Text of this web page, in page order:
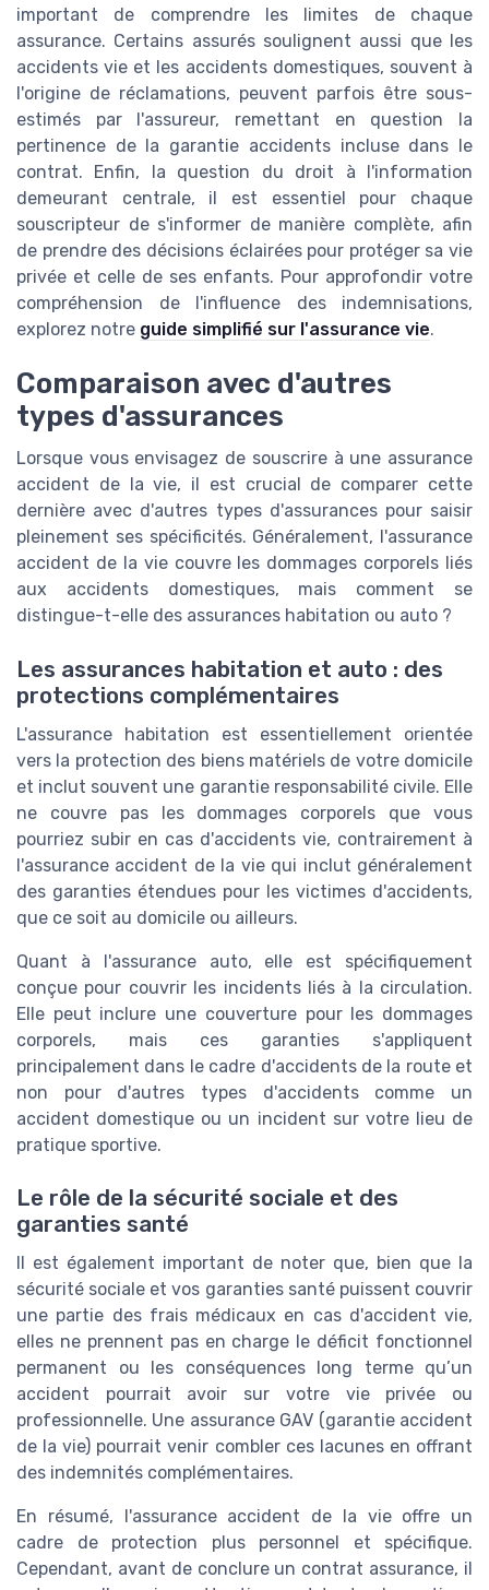
important de comprendre les limites de chaque
assurance. Certains assurés soulignent aussi que les
accidents vie et les accidents domestiques, souvent à
l'origine de réclamations, peuvent parfois être sous-
estimés par l'assureur, remettant en question la
pertinence de la garantie accidents incluse dans le
contrat. Enfin, la question du droit à l'information
demeurant centrale, il est essentiel pour chaque
souscripteur de s'informer de manière complète, afin
de prendre des décisions éclairées pour protéger sa vie
privée et celle de ses enfants. Pour approfondir votre
compréhension de l'influence des indemnisations,
explorez notre guide simplifié sur l'assurance vie.
Comparaison avec d'autres
types d'assurances
Lorsque vous envisagez de souscrire à une assurance
accident de la vie, il est crucial de comparer cette
dernière avec d'autres types d'assurances pour saisir
pleinement ses spécificités. Généralement, l'assurance
accident de la vie couvre les dommages corporels liés
aux accidents domestiques, mais comment se
distingue-t-elle des assurances habitation ou auto ?
Les assurances habitation et auto : des
protections complémentaires
L'assurance habitation est essentiellement orientée
vers la protection des biens matériels de votre domicile
et inclut souvent une garantie responsabilité civile. Elle
ne couvre pas les dommages corporels que vous
pourriez subir en cas d'accidents vie, contrairement à
l'assurance accident de la vie qui inclut généralement
des garanties étendues pour les victimes d'accidents,
que ce soit au domicile ou ailleurs.
Quant à l'assurance auto, elle est spécifiquement
conçue pour couvrir les incidents liés à la circulation.
Elle peut inclure une couverture pour les dommages
corporels, mais ces garanties s'appliquent
principalement dans le cadre d'accidents de la route et
non pour d'autres types d'accidents comme un
accident domestique ou un incident sur votre lieu de
pratique sportive.
Le rôle de la sécurité sociale et des
garanties santé
Il est également important de noter que, bien que la
sécurité sociale et vos garanties santé puissent couvrir
une partie des frais médicaux en cas d'accident vie,
elles ne prennent pas en charge le déficit fonctionnel
permanent ou les conséquences long terme qu’un
accident pourrait avoir sur votre vie privée ou
professionnelle. Une assurance GAV (garantie accident
de la vie) pourrait venir combler ces lacunes en offrant
des indemnités complémentaires.
En résumé, l'assurance accident de la vie offre un
cadre de protection plus personnel et spécifique.
Cependant, avant de conclure un contrat assurance, il